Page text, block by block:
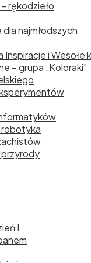
rękodzieło
najmłodszych
i Wesołe
– grupa „Koloraki”
robotyka
I